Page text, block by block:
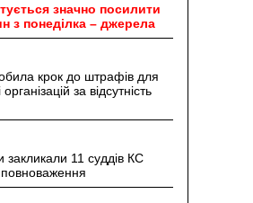
значно посилити
з понеділка – джерела
крок до штрафів для
організацій за відсутність
закликали 11 суддів КС
повноваження